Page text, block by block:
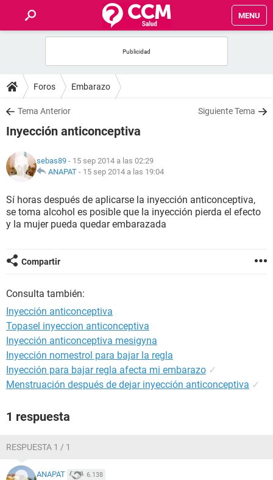
MENU
FOROS
SALUD
FAMILIA
NUTRICIÓN
BIENESTAR
GLOSARIO
Foros Embarazo
Tema Anterior Siguiente Tema
Inyección anticonceptiva
sebas89 - 15 sep 2014 a las 02:29
ANAPAT - 15 sep 2014 a las 19:04
Sí horas después de aplicarse la inyección anticonceptiva,
se toma alcohol es posible que la inyección pierda el efecto
y la mujer pueda quedar embarazada
Compartir
Consulta también:
Inyección anticonceptiva
Topasel inyeccion anticonceptiva
Inyección anticonceptiva mesigyna
Inyección nomestrol para bajar la regla
Inyección para bajar regla afecta mi embarazo ✓
Menstruación después de dejar inyección anticonceptiva ✓
1 respuesta
RESPUESTA 1 / 1
ANAPAT 6.138